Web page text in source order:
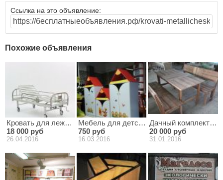
Ссылка на это объявление:
Похожие объявления
Кровать для лежачего больного
18 000 руб
26.04.2016
Мебель для детского сада
750 руб
16.03.2016
Дачный комплект из
20 000 руб
31.01.2016